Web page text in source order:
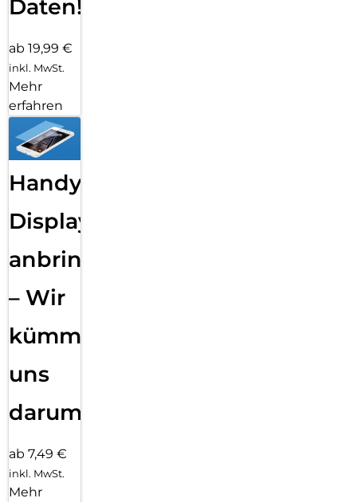
Daten!
ab 19,99 €
inkl. MwSt.
Mehr
erfahren
Handy
Displayfolie
anbringen
– Wir
kümmern
uns
darum!
ab 7,49 €
inkl. MwSt.
Mehr